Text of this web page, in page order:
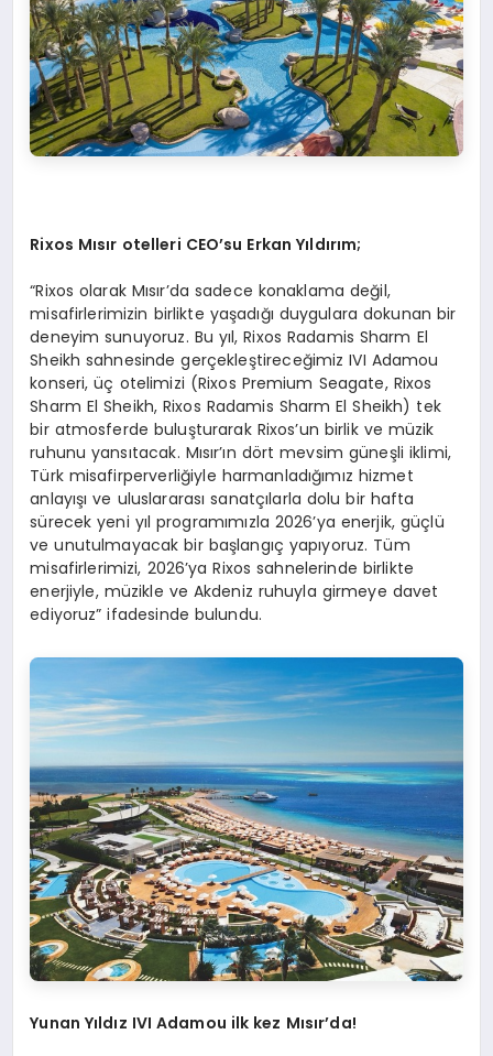
Rixos Mısır otelleri CEO’su Erkan Yıldırım;
“Rixos olarak Mısır’da sadece konaklama değil,
misafirlerimizin birlikte yaşadığı duygulara dokunan bir
deneyim sunuyoruz. Bu yıl, Rixos Radamis Sharm El
Sheikh sahnesinde gerçekleştireceğimiz IVI Adamou
konseri, üç otelimizi (Rixos Premium Seagate, Rixos
Sharm El Sheikh, Rixos Radamis Sharm El Sheikh) tek
bir atmosferde buluşturarak Rixos’un birlik ve müzik
ruhunu yansıtacak. Mısır’ın dört mevsim güneşli iklimi,
Türk misafirperverliğiyle harmanladığımız hizmet
anlayışı ve uluslararası sanatçılarla dolu bir hafta
sürecek yeni yıl programımızla 2026’ya enerjik, güçlü
ve unutulmayacak bir başlangıç yapıyoruz. Tüm
misafirlerimizi, 2026’ya Rixos sahnelerinde birlikte
enerjiyle, müzikle ve Akdeniz ruhuyla girmeye davet
ediyoruz” ifadesinde bulundu.
Yunan Yıldız IVI Adamou ilk kez Mısır’da!